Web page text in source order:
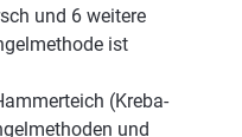
und 6 weitere
ist
(Kreba-
und